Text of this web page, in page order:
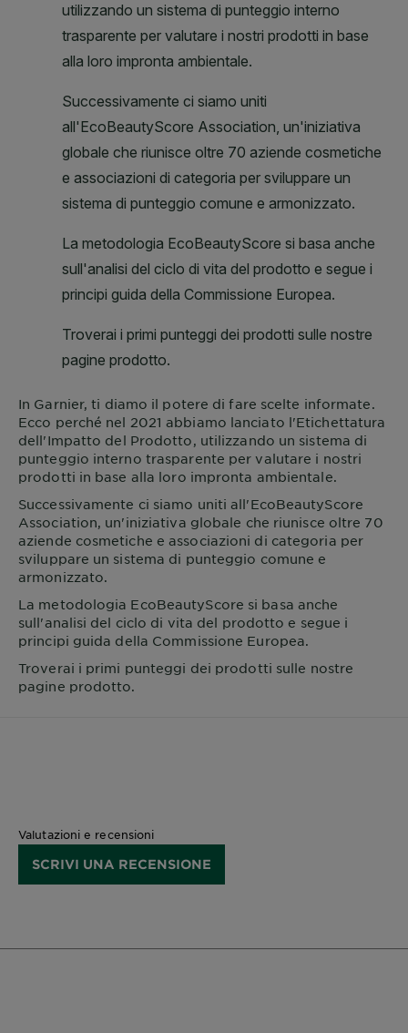
In Garnier, ti diamo il potere di fare scelte informate.
Ecco perché nel 2021 abbiamo lanciato l'Etichettatura
dell'Impatto del Prodotto, utilizzando un sistema di
punteggio interno trasparente per valutare i nostri
prodotti in base alla loro impronta ambientale.
Successivamente ci siamo uniti all'EcoBeautyScore
Association, un'iniziativa globale che riunisce oltre 70
aziende cosmetiche e associazioni di categoria per
sviluppare un sistema di punteggio comune e
armonizzato.
La metodologia EcoBeautyScore si basa anche
sull'analisi del ciclo di vita del prodotto e segue i
principi guida della Commissione Europea.
Troverai i primi punteggi dei prodotti sulle nostre
pagine prodotto.
Valutazioni e recensioni
SCRIVI UNA RECENSIONE